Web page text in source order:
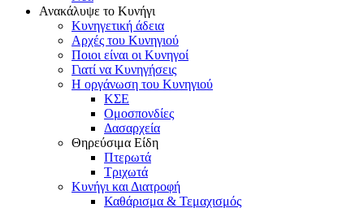
Ανακάλυψε το Κυνήγι
Κυνηγετική άδεια
Αρχές του Κυνηγιού
Ποιοι είναι οι Κυνηγοί
Γιατί να Κυνηγήσεις
Η οργάνωση του Κυνηγιού
ΚΣΕ
Ομοσπονδίες
Δασαρχεία
Θηρεύσιμα Είδη
Πτερωτά
Τριχωτά
Κυνήγι και Διατροφή
Καθάρισμα & Τεμαχισμός